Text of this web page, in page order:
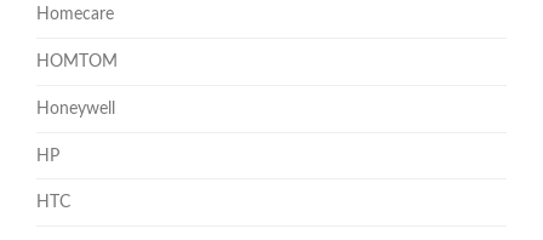
Homecare
HOMTOM
Honeywell
HP
HTC